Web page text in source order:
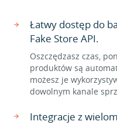
Łatwy dostęp do
Fake Store API.
Oszczędzasz czas,
produktów są
możesz je
dowolnym kanale
Integracje z